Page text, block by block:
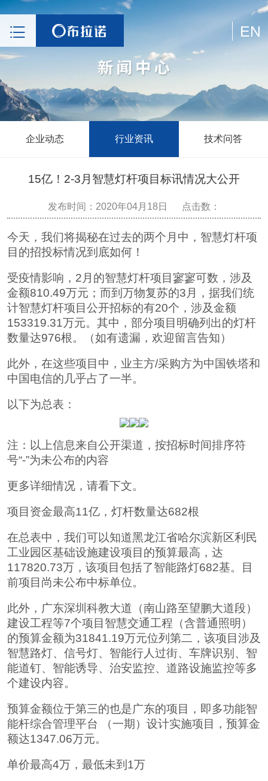
EN
企业动态 行业资讯 技术问答
15亿！2-3月智慧灯杆项目标讯情况大公开
发布时间：2020年04月18日 点击数：
今天，我们将揭秘在过去的两个月中，智慧灯杆项
目的招投标情况到底如何！
受疫情影响，2月的智慧灯杆项目寥寥可数，涉及
金额810.49万元；而到万物复苏的3月，据我们统
计智慧灯杆项目公开招标的有20个，涉及金额
153319.31万元。其中，部分项目明确列出的灯杆
数量达976根。（如有遗漏，欢迎留言告知）
此外，在这些项目中，业主方/采购方为中国铁塔和
中国电信的几乎占了一半。
以下为总表：
注：以上信息来自公开渠道，按招标时间排序符
号“-”为未公布的内容
更多详细情况，请看下文。
项目资金最高11亿，灯杆数量达682根
在总表中，我们可以知道黑龙江省哈尔滨新区利民
工业园区基础设施建设项目的预算最高，达
117820.73万，该项目包括了智能路灯682基。目
前项目尚未公布中标单位。
此外，广东深圳科教大道（南山路至望鹏大道段）
建设工程等7个项目智慧交通工程（含普通照明）
的预算金额为31841.19万元位列第二，该项目涉及
智慧路灯、信号灯、智能行人过街、车牌识别、智
能道钉、智能诱导、治安监控、道路设施监控等多
个建设内容。
预算金额位于第三的也是广东的项目，即多功能智
能杆综合管理平台 （一期）设计实施项目，预算金
额达1347.06万元。
单价最高4万，最低未到1万